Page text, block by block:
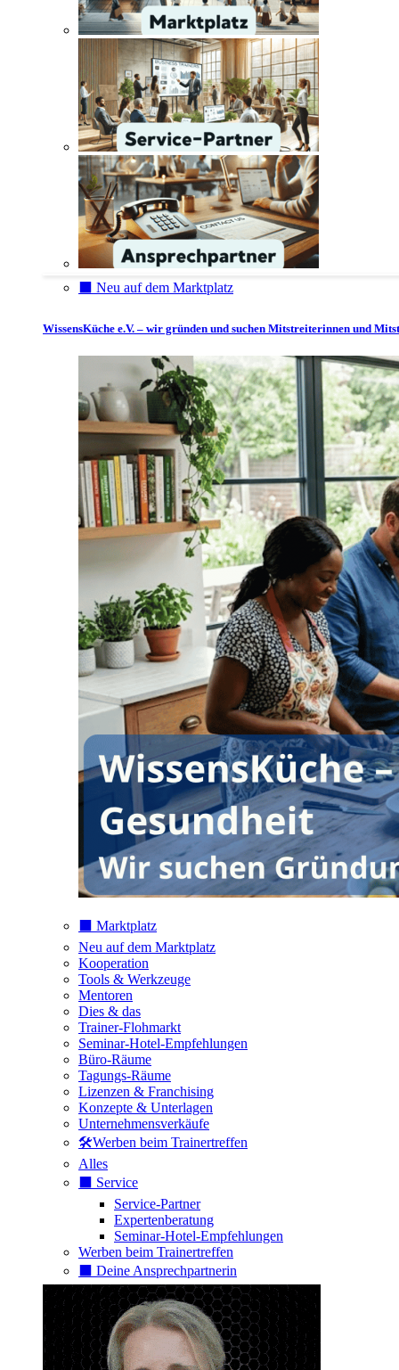
⬛️ Neu auf dem Marktplatz
WissensKüche e.V. – wir gründen und suchen Mitstreiterinnen und
⬛️ Marktplatz
Neu auf dem Marktplatz
Kooperation
Tools & Werkzeuge
Mentoren
Dies & das
Trainer-Flohmarkt
Seminar-Hotel-Empfehlungen
Büro-Räume
Tagungs-Räume
Lizenzen & Franchising
Konzepte & Unterlagen
Unternehmensverkäufe
🛠️Werben beim Trainertreffen
Alles
⬛️ Service
Service-Partner
Expertenberatung
Seminar-Hotel-Empfehlungen
Werben beim Trainertreffen
⬛️ Deine Ansprechpartnerin